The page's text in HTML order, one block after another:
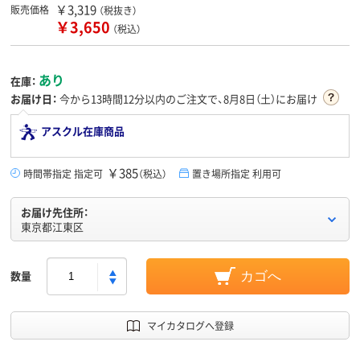
販売価格 ￥3,319 （税抜き）
￥3,650 （税込）
在庫： あり
お届け日： 今から13時間12分以内のご注文で、8月8日（土）にお届け
アスクル在庫商品
時間帯指定 指定可 ￥385（税込） 置き場所指定 利用可
お届け先住所：
東京都江東区
数量 カゴへ
マイカタログへ登録